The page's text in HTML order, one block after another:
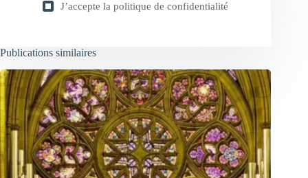
J’accepte la politique de confidentialité
Publications similaires